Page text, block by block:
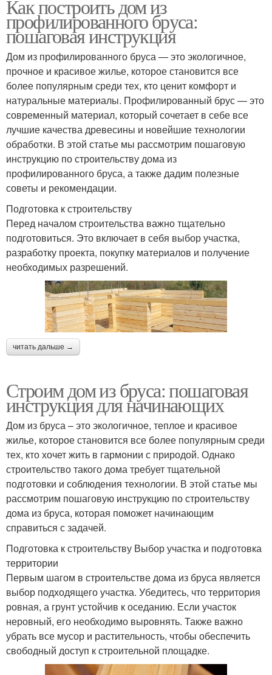
Как построить дом из
профилированного бруса:
пошаговая инструкция
Дом из профилированного бруса — это экологичное,
прочное и красивое жилье, которое становится все
более популярным среди тех, кто ценит комфорт и
натуральные материалы. Профилированный брус — это
современный материал, который сочетает в себе все
лучшие качества древесины и новейшие технологии
обработки. В этой статье мы рассмотрим пошаговую
инструкцию по строительству дома из
профилированного бруса, а также дадим полезные
советы и рекомендации.
Подготовка к строительству
Перед началом строительства важно тщательно
подготовиться. Это включает в себя выбор участка,
разработку проекта, покупку материалов и получение
необходимых разрешений.
читать дальше →
Строим дом из бруса: пошаговая
инструкция для начинающих
Дом из бруса – это экологичное, теплое и красивое
жилье, которое становится все более популярным среди
тех, кто хочет жить в гармонии с природой. Однако
строительство такого дома требует тщательной
подготовки и соблюдения технологии. В этой статье мы
рассмотрим пошаговую инструкцию по строительству
дома из бруса, которая поможет начинающим
справиться с задачей.
Подготовка к строительству Выбор участка и подготовка
территории
Первым шагом в строительстве дома из бруса является
выбор подходящего участка. Убедитесь, что территория
ровная, а грунт устойчив к оседанию. Если участок
неровный, его необходимо выровнять. Также важно
убрать все мусор и растительность, чтобы обеспечить
свободный доступ к строительной площадке.